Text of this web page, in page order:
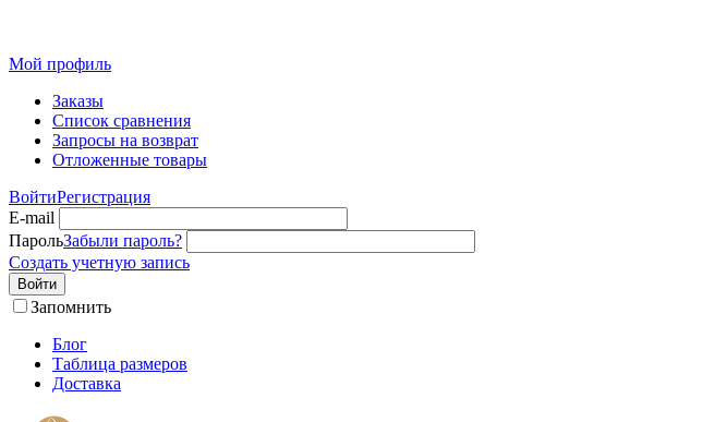
Мой профиль
Заказы
Список сравнения
Запросы на возврат
Отложенные товары
ВойтиРегистрация
E-mail
ПарольЗабыли пароль?
Создать учетную запись
Войти
Запомнить
Блог
Таблица размеров
Доставка